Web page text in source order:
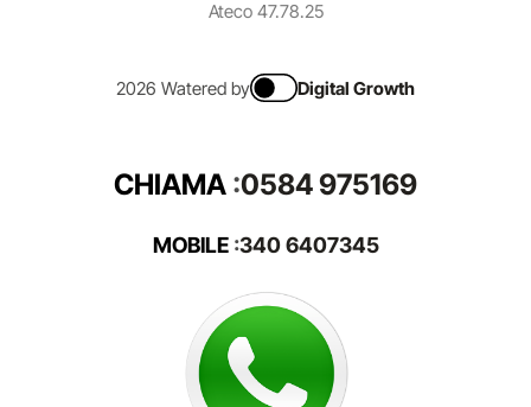
Ateco 47.78.25
2026 Watered by Digital Growth
CHIAMA :0584 975169
MOBILE:340 6407345